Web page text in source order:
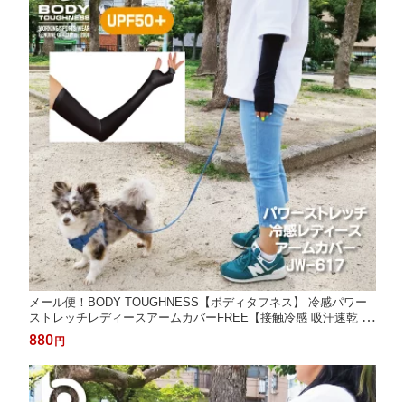
メール便！BODY TOUGHNESS【ボディタフネス】 冷感パワー
ストレッチレディースアームカバーFREE【接触冷感 吸汗速乾 U
Vカット 紫外線対策 涼しい 散歩 アウトドア 冷感 暑さ対策 日焼
け対策 フィット ロング丈】
880 円